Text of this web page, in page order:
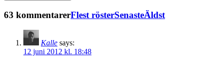
63 kommentarerFlest rösterSenasteÄldst
Kalle says:
12 juni 2012 kl. 18:48